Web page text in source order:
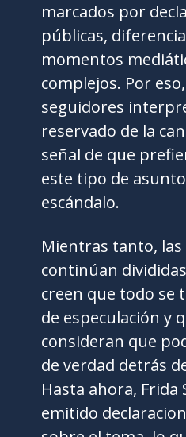
marcados por
públicas,
momentos
complejos. Por
seguidores
reservado de la
señal de que
este tipo de
escándalo.
Mientras tanto, las
continúan
creen que todo se
de especulación y
consideran que
de verdad detrás
Hasta ahora, Frida
emitido